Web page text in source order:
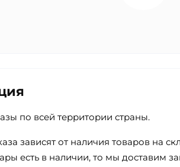
по всей территории страны.
зависят от наличия товаров на
есть в наличии, то мы доставим